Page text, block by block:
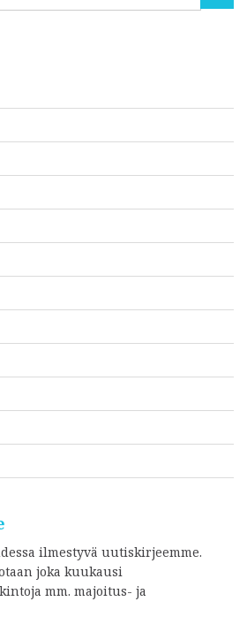
ilmestyvä uutiskirjeemme.
joka kuukausi
mm. majoitus- ja